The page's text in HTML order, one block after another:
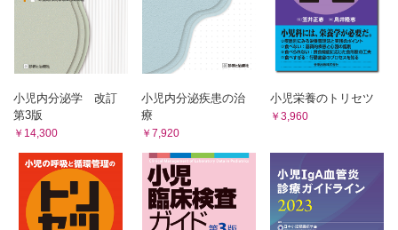
小児内分泌学 改訂
第3版
￥14,300
小児内分泌疾患の治
療
￥7,920
小児栄養のトリセツ
￥3,960